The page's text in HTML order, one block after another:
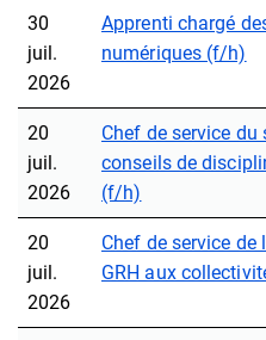
30
juil.
2026
Apprenti chargé
numériques (f/h)
20
juil.
2026
Chef de service du
conseils de
(f/h)
20
juil.
2026
Chef de service de
GRH aux